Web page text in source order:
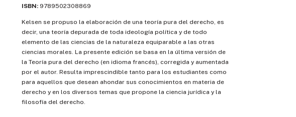
ISBN: 9789502308869
Kelsen se propuso la elaboración de una teoría pura del derecho, es
decir, una teoría depurada de toda ideología política y de todo
elemento de las ciencias de la naturaleza equiparable a las otras
ciencias morales. La presente edición se basa en la última versión de
la Teoría pura del derecho (en idioma francés), corregida y aumentada
por el autor. Resulta imprescindible tanto para los estudiantes como
para aquellos que desean ahondar sus conocimientos en materia de
derecho y en los diversos temas que propone la ciencia jurídica y la
filosofía del derecho.